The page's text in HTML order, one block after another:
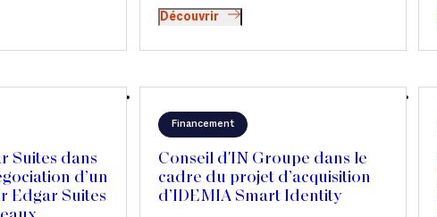
Découvrir
Suites dans
d’un
Edgar Suites
Financement
Conseil d'IN Groupe dans le
cadre du projet d’acquisition
d’IDEMIA Smart Identity